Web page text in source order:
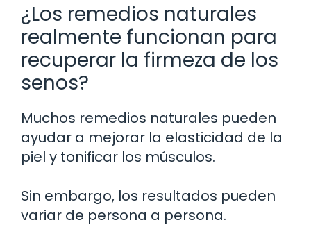
¿Los remedios naturales
realmente funcionan para
recuperar la firmeza de los
senos?
Muchos remedios naturales pueden
ayudar a mejorar la elasticidad de la
piel y tonificar los músculos.
Sin embargo, los resultados pueden
variar de persona a persona.